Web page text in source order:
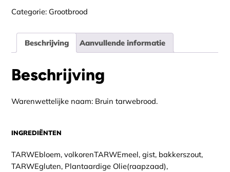
Categorie: Grootbrood
Beschrijving Aanvullende informatie
Beschrijving
Warenwettelijke naam: Bruin tarwebrood.
INGREDIËNTEN
TARWEbloem, volkorenTARWEmeel, gist, bakkerszout,
TARWEgluten, Plantaardige Olie(raapzaad),